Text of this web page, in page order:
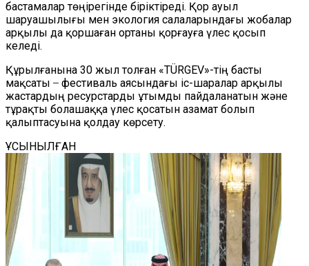
бастамалар төңірегінде біріктіреді. Қор ауыл
шаруашылығы мен экология салаларындағы жобалар
арқылы да қоршаған ортаны қорғауға үлес қосып
келеді.
Құрылғанына 30 жыл толған «TÜRGEV»-тің басты
мақсаты ̶ фестиваль аясындағы іс-шаралар арқылы
жастардың ресурстарды ұтымды пайдаланатын және
тұрақты болашаққа үлес қосатын азамат болып
қалыптасуына қолдау көрсету.
ҰСЫНЫЛҒАН